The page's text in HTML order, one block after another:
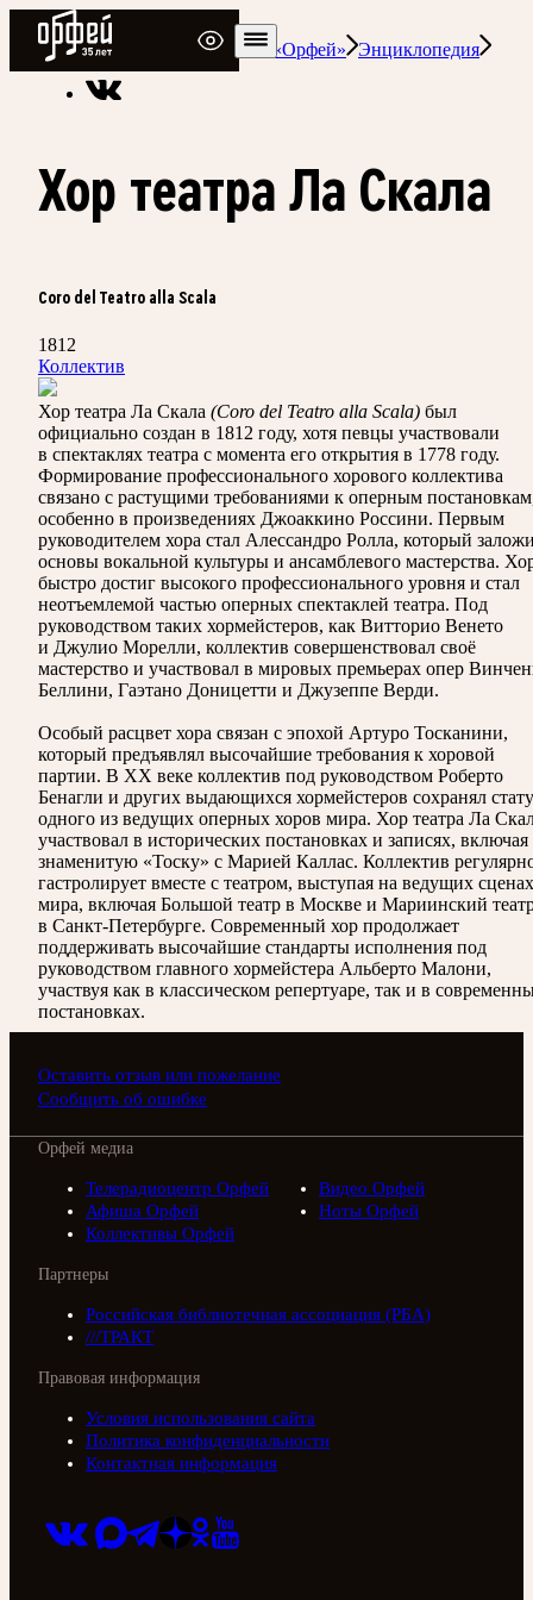
Радио Орфей
Радио классической музыки «Орфей»
Энциклопедия
Хор театра Ла Скала
Coro del Teatro alla Scala
1812
Коллектив
Хор театра Ла Скала (Coro del Teatro alla Scala) был
официально создан в 1812 году, хотя певцы участвовали
в спектаклях театра с момента его открытия в 1778 году.
Формирование профессионального хорового коллектива
связано с растущими требованиями к оперным
особенно в произведениях Джоаккино Россини. Первым
руководителем хора стал Алессандро Ролла, который
основы вокальной культуры и ансамблевого мастерства.
быстро достиг высокого профессионального уровня и стал
неотъемлемой частью оперных спектаклей театра. Под
руководством таких хормейстеров, как Витторио Венето
и Джулио Морелли, коллектив совершенствовал своё
мастерство и участвовал в мировых премьерах опер
Беллини, Гаэтано Доницетти и Джузеппе Верди.
Особый расцвет хора связан с эпохой Артуро Тосканини,
который предъявлял высочайшие требования к хоровой
партии. В XX веке коллектив под руководством Роберто
Бенагли и других выдающихся хормейстеров сохранял
одного из ведущих оперных хоров мира. Хор театра Ла
участвовал в исторических постановках и записях, включая
знаменитую «Тоску» с Марией Каллас. Коллектив
гастролирует вместе с театром, выступая на ведущих сценах
мира, включая Большой театр в Москве и Мариинский
в Санкт-Петербурге. Современный хор продолжает
поддерживать высочайшие стандарты исполнения под
руководством главного хормейстера Альберто Малони,
участвуя как в классическом репертуаре, так и в
постановках.
Оставить отзыв или пожелание
Сообщить об ошибке
Орфей медиа
Телерадиоцентр Орфей
Видео Орфей
Афиша Орфей
Ноты Орфей
Коллективы Орфей
Партнеры
Российская библиотечная ассоциация (РБА)
///ТРАКТ
Правовая информация
Условия использования сайта
Политика конфиденциальности
Контактная информация